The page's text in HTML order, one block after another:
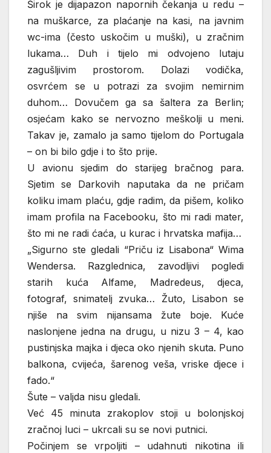
Širok je dijapazon napornih čekanja u redu –
na muškarce, za plaćanje na kasi, na javnim
wc-ima (često uskočim u muški), u zračnim
lukama… Duh i tijelo mi odvojeno lutaju
zagušljivim prostorom. Dolazi vodička,
osvrćem se u potrazi za svojim nemirnim
duhom… Dovučem ga sa šaltera za Berlin;
osjećam kako se nervozno meškolji u meni.
Takav je, zamalo ja samo tijelom do Portugala
– on bi bilo gdje i to što prije.
U avionu sjedim do starijeg bračnog para.
Sjetim se Darkovih naputaka da ne pričam
koliku imam plaću, gdje radim, da pišem, koliko
imam profila na Facebooku, što mi radi mater,
što mi ne radi ćaća, u kurac i hrvatska mafija…
„Sigurno ste gledali “Priču iz Lisabona“ Wima
Wendersa. Razglednica, zavodljivi pogledi
starih kuća Alfame, Madredeus, djeca,
fotograf, snimatelj zvuka… Žuto, Lisabon se
njiše na svim nijansama žute boje. Kuće
naslonjene jedna na drugu, u nizu 3 – 4, kao
pustinjska majka i djeca oko njenih skuta. Puno
balkona, cvijeća, šarenog veša, vriske djece i
fado.“
Šute – valjda nisu gledali.
Već 45 minuta zrakoplov stoji u bolonjskoj
zračnoj luci – ukrcali su se novi putnici.
Počinjem se vrpoljiti – udahnuti nikotina ili